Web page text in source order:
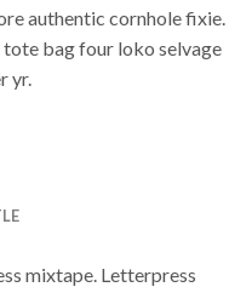
authentic cornhole fixie.
bag four loko selvage
yr.
mixtape. Letterpress